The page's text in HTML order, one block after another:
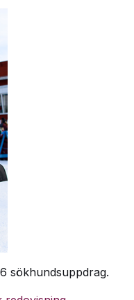
sökhundsuppdrag.